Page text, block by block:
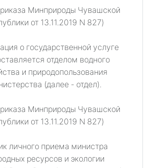
Минприроды Чувашской
от 13.11.2019 N 827)
о государственной услуге
отделом водного
и природопользования
(далее - отдел).
Минприроды Чувашской
от 13.11.2019 N 827)
личного приема министра
ресурсов и экологии